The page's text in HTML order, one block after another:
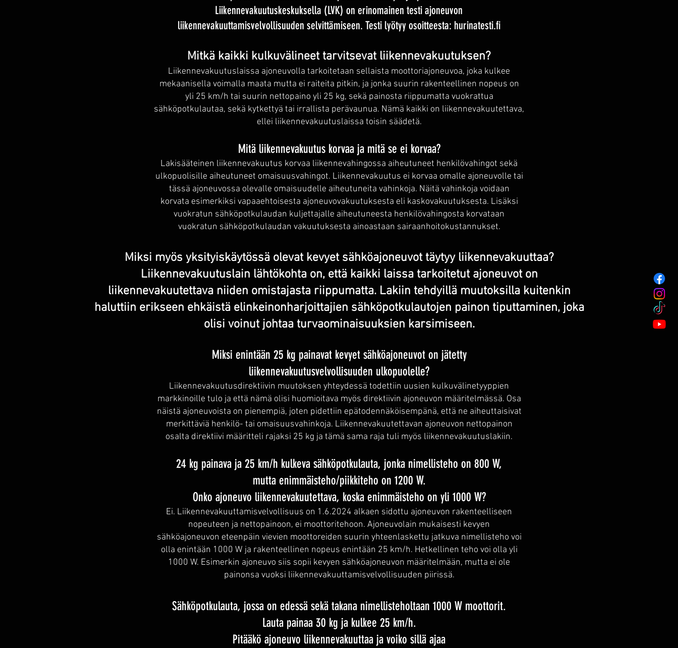
Liikennevakuutuskeskuksella (LVK) on erinomainen testi ajoneuvon
liikennevakuuttamisvelvollisuuden selvittämiseen. Testi lyötyy osoitteesta: hurinatesti.fi
Mitkä kaikki kulkuvälineet tarvitsevat liikennevakuutuksen?
Liikennevakuutuslaissa ajoneuvolla tarkoitetaan sellaista moottoriajoneuvoa, joka kulkee
mekaanisella voimalla maata mutta ei raiteita pitkin, ja jonka suurin rakenteellinen nopeus on
yli 25 km/h tai suurin nettopaino yli 25 kg, sekä painosta riippumatta vuokrattua
sähköpotkulautaa, sekä kytkettyä tai irrallista perävaunua. Nämä kaikki on liikennevakuutettava,
ellei liikennevakuutuslaissa toisin säädetä.
Mitä liikennevakuutus korvaa ja mitä se ei korvaa?
Lakisääteinen liikennevakuutus korvaa liikennevahingossa aiheutuneet henkilövahingot sekä
ulkopuolisille aiheutuneet omaisuusvahingot. Liikennevakuutus ei korvaa omalle ajoneuvolle tai
tässä ajoneuvossa olevalle omaisuudelle aiheutuneita vahinkoja. Näitä vahinkoja voidaan
korvata esimerkiksi vapaaehtoisesta ajoneuvovakuutuksesta eli kaskovakuutuksesta. Lisäksi
vuokratun sähköpotkulaudan kuljettajalle aiheutuneesta henkilövahingosta korvataan
vuokratun sähköpotkulaudan vakuutuksesta ainoastaan sairaanhoitokustannukset.
Miksi myös yksityiskäytössä olevat kevyet sähköajoneuvot täytyy liikennevakuuttaa?
Liikennevakuutuslain lähtökohta on, että kaikki laissa tarkoitetut ajoneuvot on
liikennevakuutettava niiden omistajasta riippumatta. Lakiin tehdyillä muutoksilla kuitenkin
haluttiin erikseen ehkäistä elinkeinonharjoittajien sähköpotkulautojen painon tiputtaminen, joka
olisi voinut johtaa turvaominaisuuksien karsimiseen.
Miksi enintään 25 kg painavat kevyet sähköajoneuvot on jätetty
liikennevakuutusvelvollisuuden ulkopuolelle?
Liikennevakuutusdirektiivin muutoksen yhteydessä todettiin uusien kulkuvälinetyyppien
markkinoille tulo ja että nämä olisi huomioitava myös direktiivin ajoneuvon määritelmässä. Osa
näistä ajoneuvoista on pienempiä, joten pidettiin epätodennäköisempänä, että ne aiheuttaisivat
merkittäviä henkilö- tai omaisuusvahinkoja. Liikennevakuutettavan ajoneuvon nettopainon
osalta direktiivi määritteli rajaksi 25 kg ja tämä sama raja tuli myös liikennevakuutuslakiin.
24 kg painava ja 25 km/h kulkeva sähköpotkulauta, jonka nimellisteho on 800 W,
mutta enimmäisteho/piikkiteho on 1200 W.
Onko ajoneuvo liikennevakuutettava, koska enimmäisteho on yli 1000 W?
Ei. Liikennevakuuttamisvelvollisuus on 1.6.2024 alkaen sidottu ajoneuvon rakenteelliseen
nopeuteen ja nettopainoon, ei moottoritehoon. Ajoneuvolain mukaisesti kevyen
sähköajoneuvon eteenpäin vievien moottoreiden suurin yhteenlaskettu jatkuva nimellisteho voi
olla enintään 1000 W ja rakenteellinen nopeus enintään 25 km/h. Hetkellinen teho voi olla yli
1000 W. Esimerkin ajoneuvo siis sopii kevyen sähköajoneuvon määritelmään, mutta ei ole
painonsa vuoksi liikennevakuuttamisvelvollisuuden piirissä.
Sähköpotkulauta, jossa on edessä sekä takana nimellisteholtaan 1000 W moottorit.
Lauta painaa 30 kg ja kulkee 25 km/h.
Pitääkö ajoneuvo liikennevakuuttaa ja voiko sillä ajaa